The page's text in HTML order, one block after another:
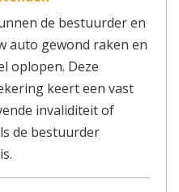
de bestuurder en
auto gewond raken en
oplopen. Deze
keert een vast
invaliditeit of
de bestuurder